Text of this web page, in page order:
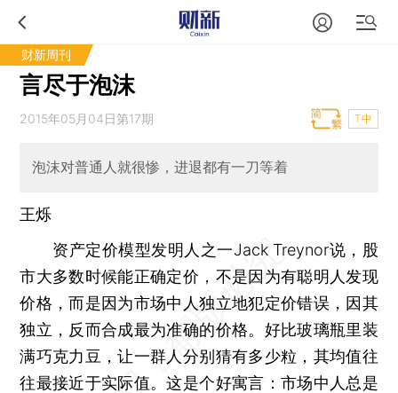
财新周刊
言尽于泡沫
2015年05月04日第17期 T中
泡沫对普通人就很惨，进退都有一刀等着
王烁
资产定价模型发明人之一Jack Treynor说，股
市大多数时候能正确定价，不是因为有聪明人发现
价格，而是因为市场中人独立地犯定价错误，因其
独立，反而合成最为准确的价格。好比玻璃瓶里装
满巧克力豆，让一群人分别猜有多少粒，其均值往
往最接近于实际值。这是个好寓言：市场中人总是